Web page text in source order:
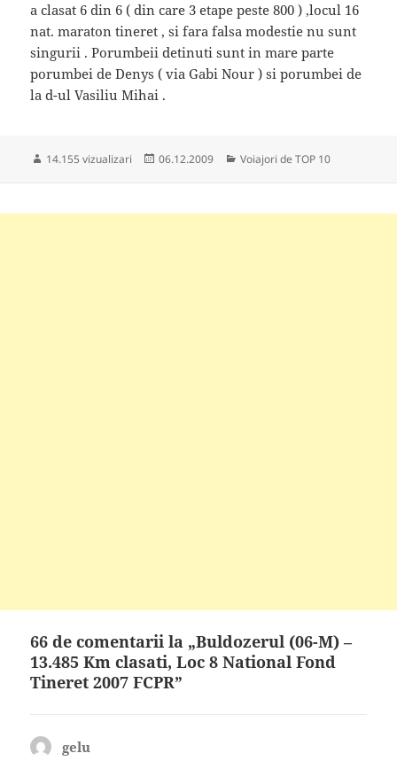
a clasat 6 din 6 ( din care 3 etape peste 800 ) ,locul 16
nat. maraton tineret , si fara falsa modestie nu sunt
singurii . Porumbeii detinuti sunt in mare parte
porumbei de Denys ( via Gabi Nour ) si porumbei de
la d-ul Vasiliu Mihai .
14.155 vizualizari
Publicat
06.12.2009 Categorii
Voiajori de TOP 10
66 de comentarii la „Buldozerul (06-M) –
13.485 Km clasati, Loc 8 National Fond
Tineret 2007 FCPR”
gelu